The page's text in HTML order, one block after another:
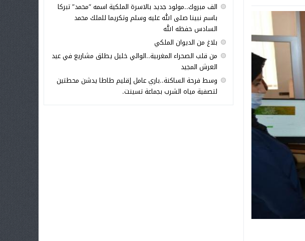
الف مبروك..مولود جديد بالاسرة الملكية اسمه “محمد” تبركا
باسم نبينا صلى الله عليه وسلم وتكريما للملك محمد
السادس حفظه الله
بلاغ من الديوان الملكي
من قلب الصحراء المغربية..الوالي خليل يطلق مشاريع في عيد
العرش المجيد
وسط فرحة الساكنة..باري عامل إقليم طاطا يدشن محطتين
لتصفية مياه الشرب بجماعة تسينت.